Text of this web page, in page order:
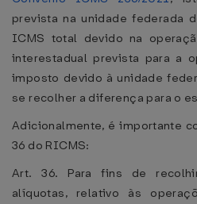
prevista na unidade federada
ICMS total devido na
interestadual prevista para a
imposto devido à unidade
se recolher a diferença para o
Adicionalmente, é importante
36 do RICMS:
Art. 36. Para fins de
alíquotas, relativo às